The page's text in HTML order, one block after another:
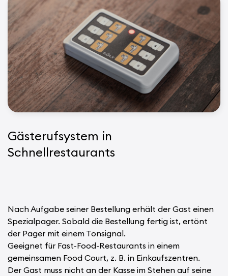
Gästerufsystem in
Schnellrestaurants
Nach Aufgabe seiner Bestellung erhält der Gast einen
Spezialpager. Sobald die Bestellung fertig ist, ertönt
der Pager mit einem Tonsignal.
Geeignet für Fast-Food-Restaurants in einem
gemeinsamen Food Court, z. B. in Einkaufszentren.
Der Gast muss nicht an der Kasse im Stehen auf seine